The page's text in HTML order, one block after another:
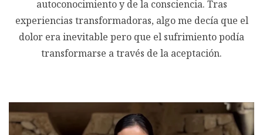
autoconocimiento y de la consciencia. Tras
experiencias transformadoras, algo me decía que el
dolor era inevitable pero que el sufrimiento podía
transformarse a través de la aceptación.